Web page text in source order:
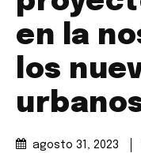
en la
los
agosto 31, 2023